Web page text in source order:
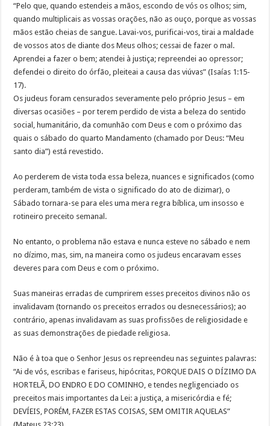
“Pelo que, quando estendeis a mãos, escondo de vós os olhos; sim,
quando multiplicais as vossas orações, não as ouço, porque as vossas
mãos estão cheias de sangue. Lavai-vos, purificai-vos, tirai a maldade
de vossos atos de diante dos Meus olhos; cessai de fazer o mal.
Aprendei a fazer o bem; atendei à justiça; repreendei ao opressor;
defendei o direito do órfão, pleiteai a causa das viúvas” (Isaías 1:15-
17).
Os judeus foram censurados severamente pelo próprio Jesus – em
diversas ocasiões – por terem perdido de vista a beleza do sentido
social, humanitário, da comunhão com Deus e com o próximo das
quais o sábado do quarto Mandamento (chamado por Deus: “Meu
santo dia”) está revestido.
Ao perderem de vista toda essa beleza, nuances e significados (como
perderam, também de vista o significado do ato de dizimar), o
Sábado tornara-se para eles uma mera regra bíblica, um insosso e
rotineiro preceito semanal.
No entanto, o problema não estava e nunca esteve no sábado e nem
no dízimo, mas, sim, na maneira como os judeus encaravam esses
deveres para com Deus e com o próximo.
Suas maneiras erradas de cumprirem esses preceitos divinos não os
invalidavam (tornando os preceitos errados ou desnecessários); ao
contrário, apenas invalidavam as suas profissões de religiosidade e
as suas demonstrações de piedade religiosa.
Não é à toa que o Senhor Jesus os repreendeu nas seguintes palavras:
“Ai de vós, escribas e fariseus, hipócritas, PORQUE DAIS O DÍZIMO DA
HORTELÃ, DO ENDRO E DO COMINHO, e tendes negligenciado os
preceitos mais importantes da Lei: a justiça, a misericórdia e fé;
DEVÍEIS, PORÉM, FAZER ESTAS COISAS, SEM OMITIR AQUELAS”
(Mateus 23:23).